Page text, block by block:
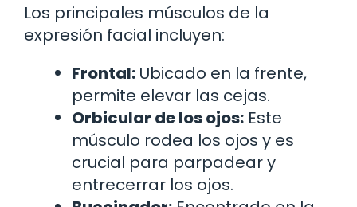
Los principales músculos de la
expresión facial incluyen:
Frontal: Ubicado en la frente,
permite elevar las cejas.
Orbicular de los ojos: Este
músculo rodea los ojos y es
crucial para parpadear y
entrecerrar los ojos.